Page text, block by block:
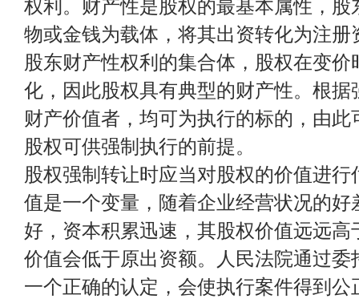
权利。财产性是股权的最基本属性，
物或金钱为载体，将其出资转化为注
股东财产性权利的集合体，股权在变
化，因此股权具有典型的财产性。根
财产价值者，均可为执行的标的，由
股权可供强制执行的前提。
股权强制转让时应当对股权的价值进
值是一个变量，随着企业经营状况的
好，资本积累迅速，其股权价值远远
价值会低于原出资额。人民法院通过
一个正确的认定，会使执行案件得到